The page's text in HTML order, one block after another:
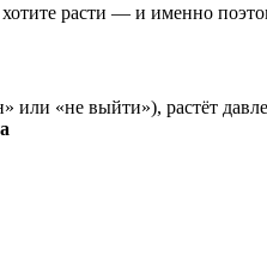
расти — и именно
или «не выйти»), растёт